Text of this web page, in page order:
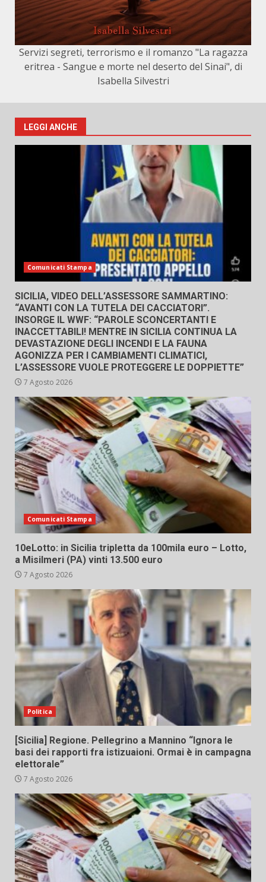
Servizi segreti, terrorismo e il romanzo "La ragazza
eritrea - Sangue e morte nel deserto del Sinai", di
Isabella Silvestri
LEGGI ANCHE
Comunicati Stampa
SICILIA, VIDEO DELL’ASSESSORE SAMMARTINO:
“AVANTI CON LA TUTELA DEI CACCIATORI”.
INSORGE IL WWF: “PAROLE SCONCERTANTI E
INACCETTABILI! MENTRE IN SICILIA CONTINUA LA
DEVASTAZIONE DEGLI INCENDI E LA FAUNA
AGONIZZA PER I CAMBIAMENTI CLIMATICI,
L’ASSESSORE VUOLE PROTEGGERE LE DOPPIETTE”
7 Agosto 2026
Comunicati Stampa
10eLotto: in Sicilia tripletta da 100mila euro – Lotto,
a Misilmeri (PA) vinti 13.500 euro
7 Agosto 2026
Politica
[Sicilia] Regione. Pellegrino a Mannino “Ignora le
basi dei rapporti fra istizuaioni. Ormai è in campagna
elettorale”
7 Agosto 2026